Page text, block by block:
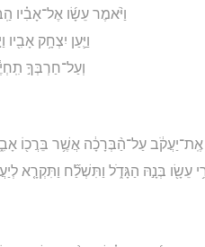
וַיֹּ֨אמֶר עֵשָׂ֜ו אֶל־אָבִ֗יו
וַיַּ֛עַן יִצְחָ֥ק
וְעַל־חַרְבְּךָ֣
עַל־הַ֨בְּרָכָ֔ה אֲשֶׁ֥ר בֵּרֲכ֖וֹ
עֵשָׂ֖ו בְּנָ֣הּ הַגָּדֹ֑ל וַתִּשְׁלַ֞ח וַתִּקְרָ֤א